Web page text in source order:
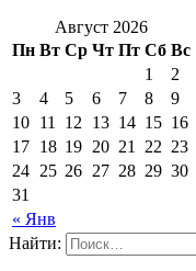
Август 2026
Пн Вт Ср Чт Пт Сб Вс
« Янв
1
2
3
4 5 6 7 8
9
10 11 12 13 14 15 16
17 18 19 20 21 22 23
24 25 26 27 28 29 30
31
Найти: